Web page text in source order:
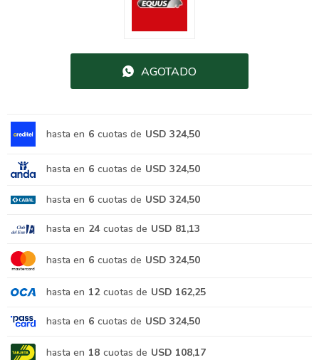
AGOTADO
hasta en 6 cuotas de USD 324,50
hasta en 6 cuotas de USD 324,50
hasta en 6 cuotas de USD 324,50
hasta en 24 cuotas de USD 81,13
hasta en 6 cuotas de USD 324,50
hasta en 12 cuotas de USD 162,25
hasta en 6 cuotas de USD 324,50
hasta en 18 cuotas de USD 108,17